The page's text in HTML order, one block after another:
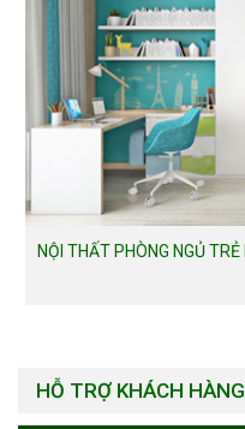
NỘI THẤT PHÒNG NGỦ
HỖ TRỢ KHÁCH HÀNG